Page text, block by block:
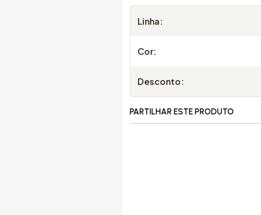
Linha:
Cor:
Desconto:
PARTILHAR ESTE PRODUTO